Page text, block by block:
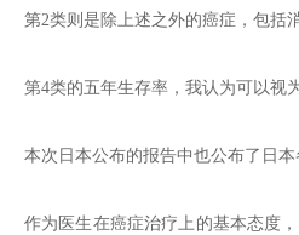
第2类则是除上述之外的癌症，包括
第4类的五年生存率，我认为可以视
本次日本公布的报告中也公布了日
作为医生在癌症治疗上的基本态度